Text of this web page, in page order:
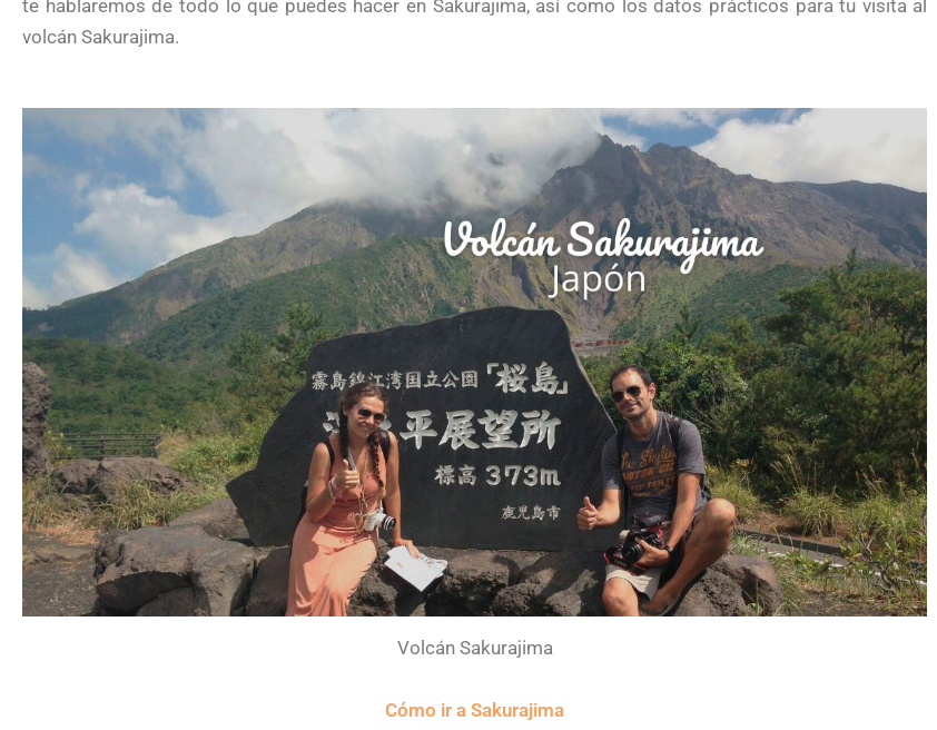
te hablaremos de todo lo que puedes hacer en Sakurajima, así como los datos prácticos para tu visita al
volcán Sakurajima.
Volcán Sakurajima
Cómo ir a Sakurajima